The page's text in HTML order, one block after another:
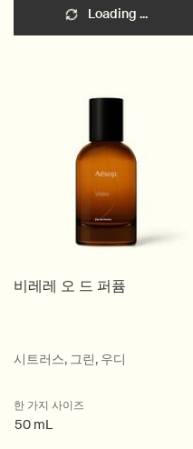
Loading ...
비레레 오 드 퍼퓸
시트러스, 그린, 우디
한 가지 사이즈
50 mL